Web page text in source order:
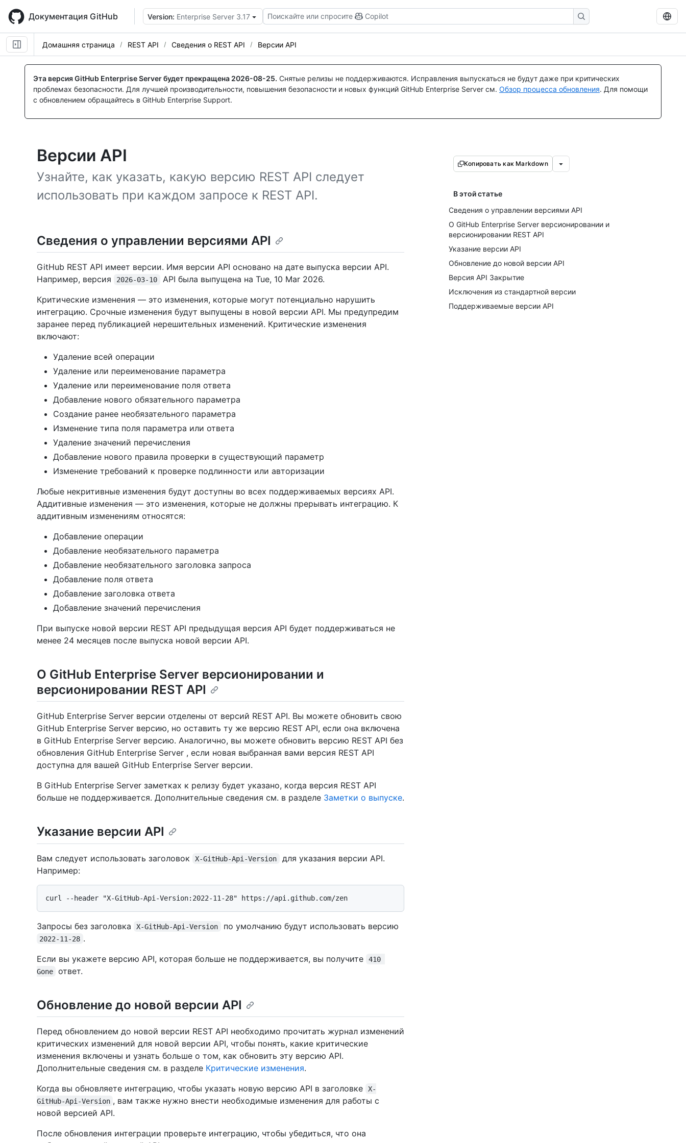
main
content
Документация GitHub Version: Enterprise Server 3.17 Поискайте или спросите Copilot
Домашняя страница REST API Сведения о REST API Версии API
Эта версия GitHub Enterprise Server будет прекращена 2026-08-25. Снятые релизы не поддерживаются. Исправления выпускаться не будут даже при критических
проблемах безопасности. Для лучшей производительности, повышения безопасности и новых функций GitHub Enterprise Server см. Обзор процесса обновления. Для помощи
с обновлением обращайтесь в GitHub Enterprise Support.
Версии API
Узнайте, как указать, какую версию REST API следует
использовать при каждом запросе к REST API.
Копировать как Markdown
В этой статье
Сведения о управлении версиями API
О GitHub Enterprise Server версионировании и
версионировании REST API
Указание версии API
Обновление до новой версии API
Версия API Закрытие
Исключения из стандартной версии
Поддерживаемые версии API
Сведения о управлении версиями API
GitHub REST API имеет версии. Имя версии API основано на дате выпуска версии API.
Например, версия
2026-03-10
API была выпущена на Tue, 10 Mar 2026.
Критические изменения — это изменения, которые могут потенциально нарушить
интеграцию. Срочные изменения будут выпущены в новой версии API. Мы предупредим
заранее перед публикацией нерешительных изменений. Критические изменения
включают:
Удаление всей операции
Удаление или переименование параметра
Удаление или переименование поля ответа
Добавление нового обязательного параметра
Создание ранее необязательного параметра
Изменение типа поля параметра или ответа
Удаление значений перечисления
Добавление нового правила проверки в существующий параметр
Изменение требований к проверке подлинности или авторизации
Любые некритивные изменения будут доступны во всех поддерживаемых версиях API.
Аддитивные изменения — это изменения, которые не должны прерывать интеграцию. К
аддитивным изменениям относятся:
Добавление операции
Добавление необязательного параметра
Добавление необязательного заголовка запроса
Добавление поля ответа
Добавление заголовка ответа
Добавление значений перечисления
При выпуске новой версии REST API предыдущая версия API будет поддерживаться не
менее 24 месяцев после выпуска новой версии API.
О GitHub Enterprise Server версионировании и
версионировании REST API
GitHub Enterprise Server версии отделены от версий REST API. Вы можете обновить свою
GitHub Enterprise Server версию, но оставить ту же версию REST API, если она включена
в GitHub Enterprise Server версию. Аналогично, вы можете обновить версию REST API без
обновления GitHub Enterprise Server , если новая выбранная вами версия REST API
доступна для вашей GitHub Enterprise Server версии.
В GitHub Enterprise Server заметках к релизу будет указано, когда версия REST API
больше не поддерживается. Дополнительные сведения см. в разделе Заметки о выпуске.
Указание версии API
Вам следует использовать заголовок X-GitHub-Api-Version
для указания версии API.
Например:
Запросы без заголовка X-GitHub-Api-Version по умолчанию будут использовать версию
2022-11-28 .
Если вы укажете версию API, которая больше не поддерживается, вы получите
410
Gone
ответ.
Обновление до новой версии API
Перед обновлением до новой версии REST API необходимо прочитать журнал изменений
критических изменений для новой версии API, чтобы понять, какие критические
изменения включены и узнать больше о том, как обновить эту версию API.
Дополнительные сведения см. в разделе Критические изменения.
Когда вы обновляете интеграцию, чтобы указать новую версию API в заголовке
X-
GitHub-Api-Version , вам также нужно внести необходимые изменения для работы с
новой версией API.
После обновления интеграции проверьте интеграцию, чтобы убедиться, что она